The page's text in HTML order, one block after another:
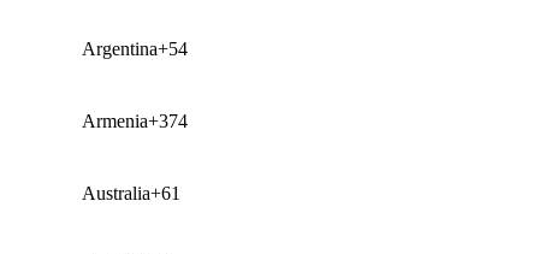
Argentina+54
Armenia+374
Australia+61